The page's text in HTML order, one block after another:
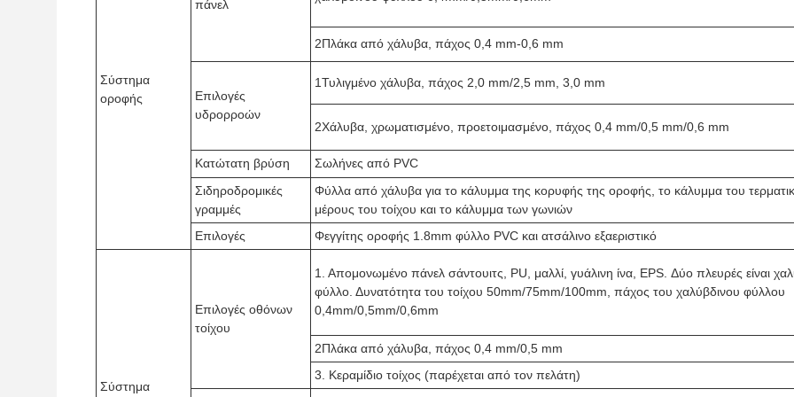
Σύστημα
οροφής
πάνελ
2Πλάκα από χάλυβα, πάχος 0,4 mm-0,6 mm
Επιλογές
υδρορροών
1Τυλιγμένο χάλυβα, πάχος 2,0 mm/2,5 mm, 3,0 mm
2Χάλυβα, χρωματισμένο, προετοιμασμένο, πάχος 0,4 mm/0,5 mm/0,6 mm
Κατώτατη βρύση
Σωλήνες από PVC
Σιδηροδρομικές
γραμμές
Φύλλα από χάλυβα για το κάλυμμα της κορυφής της οροφής, το κάλυμμα του
μέρους του τοίχου και το κάλυμμα των γωνιών
Επιλογές
Φεγγίτης οροφής 1.8mm φύλλο PVC και ατσάλινο εξαεριστικό
Σύστημα
Επιλογές οθόνων
τοίχου
1. Απομονωμένο πάνελ σάντουιτς, PU, μαλλί, γυάλινη ίνα, EPS. Δύο πλευρές είναι
φύλλο. Δυνατότητα του τοίχου 50mm/75mm/100mm, πάχος του χαλύβδινου φύλλου
0,4mm/0,5mm/0,6mm
2Πλάκα από χάλυβα, πάχος 0,4 mm/0,5 mm
3. Κεραμίδιο τοίχος (παρέχεται από τον πελάτη)